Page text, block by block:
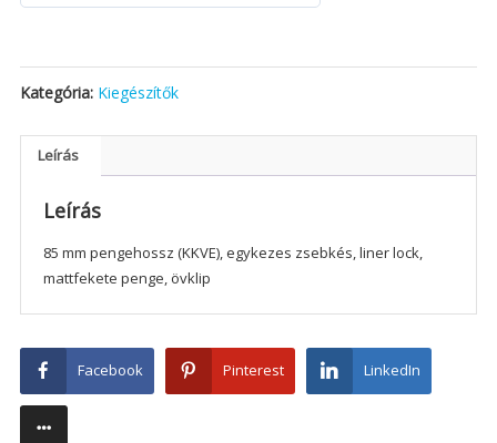
Kategória: Kiegészítők
Leírás
Leírás
85 mm pengehossz (KKVE), egykezes zsebkés, liner lock,
mattfekete penge, övklip
Facebook Pinterest LinkedIn